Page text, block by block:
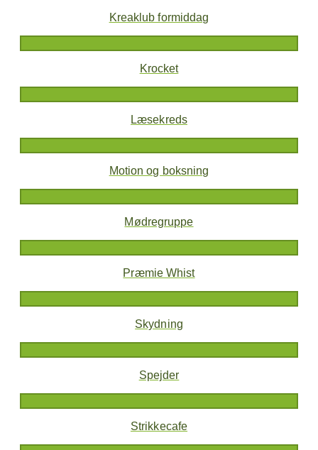
Kreaklub formiddag
Krocket
Læsekreds
Motion og boksning
Mødregruppe
Præmie Whist
Skydning
Spejder
Strikkecafe